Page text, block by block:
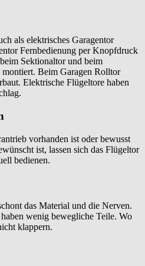
als elektrisches Garagentor
Fernbedienung per Knopfdruck
Sektionaltor und beim
Beim Garagen Rolltor
Elektrische Flügeltore haben
vorhanden ist oder bewusst
ist, lassen sich das Flügeltor
bedienen.
das Material und die Nerven.
wenig bewegliche Teile. Wo
klappern.